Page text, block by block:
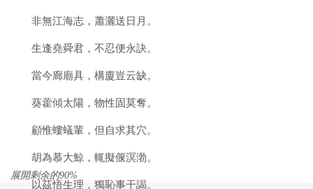
非無江海志，蕭灑送日月。
生逢堯舜君，不忍便永訣。
當今廊廟具，構廈豈云缺。
葵藿傾太陽，物性固莫奪。
顧惟螻蟻輩，但自求其穴。
胡為慕大鯨，輒擬偃溟渤。
以茲悟生理，獨恥事干謁。
展開剩余的90%